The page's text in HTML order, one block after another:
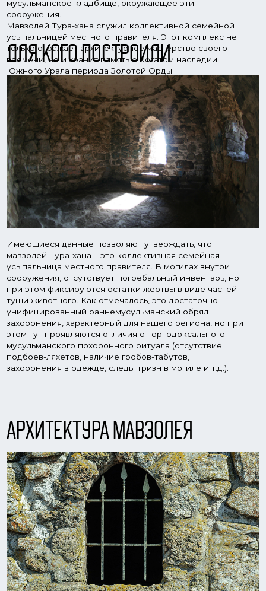
Имеющиеся данные позволяют утверждать, что
мавзолей Тура-хана – это коллективная семейная
усыпальница местного правителя. В могилах внутри
сооружения, отсутствует погребальный инвентарь, но
при этом фиксируются остатки жертвы в виде частей
туши животного. Как отмечалось, это достаточно
унифицированный раннемусульманский обряд
захоронения, характерный для нашего региона, но при
этом тут проявляются отличия от ортодоксального
мусульманского похоронного ритуала (отсутствие
подбоев-ляхетов, наличие гробов-табутов,
захоронения в одежде, следы тризн в могиле и т.д.).
Анализируя архитектуру каменных мавзолеев,
Урало-Поволжья с малоазийской архитектурной
школой, рассматриваемой исследователями как одной
из самых значительных и ярких в мусульманской
архитектуре. Соединив в себе элементы зодчества
христианских стран Армении, Византии и Сирии,
архитектура Малой Азии (Анатолии) уже в
сельджукское время становится достаточно
самобытной и оказывает влияние на сопредельные
регионы, такие как Крым и страны Закавказья.
Архитектура мавзолея